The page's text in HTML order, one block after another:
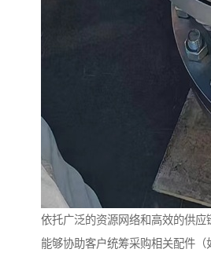
依托广泛的资源网络和高效的供应
能够协助客户统筹采购相关配件（